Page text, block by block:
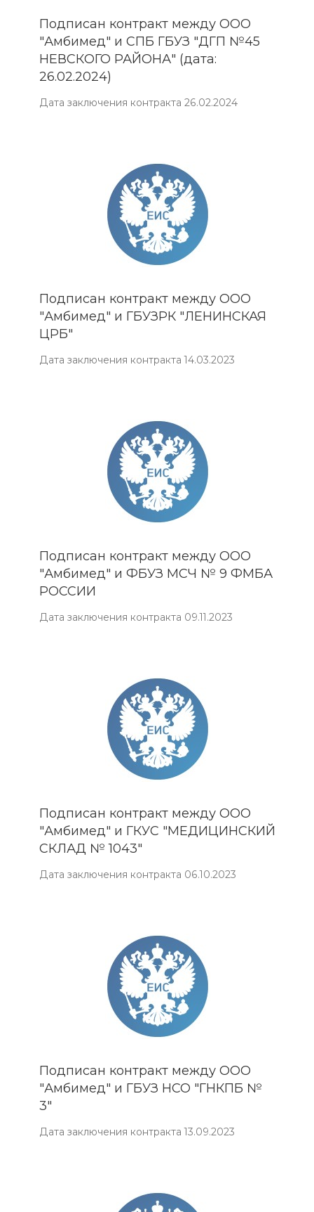
Подписан контракт между ООО
"Амбимед" и СПБ ГБУЗ "ДГП №45
НЕВСКОГО РАЙОНА" (дата:
26.02.2024)
Дата заключения контракта 26.02.2024
Подписан контракт между ООО
"Амбимед" и ГБУЗРК "ЛЕНИНСКАЯ
ЦРБ"
Дата заключения контракта 14.03.2023
Подписан контракт между ООО
"Амбимед" и ФБУЗ МСЧ № 9 ФМБА
РОССИИ
Дата заключения контракта 09.11.2023
Подписан контракт между ООО
"Амбимед" и ГКУС "МЕДИЦИНСКИЙ
СКЛАД № 1043"
Дата заключения контракта 06.10.2023
Подписан контракт между ООО
"Амбимед" и ГБУЗ НСО "ГНКПБ №
3"
Дата заключения контракта 13.09.2023